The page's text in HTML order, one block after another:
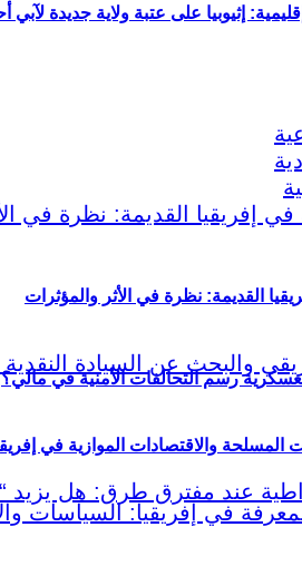
رسم التحالفات الأمنية في مالي؟
إثيوبيا على عتبة ولاية جديدة لآبي
القديمة: نظرة في الأثر والمؤثرات
والاقتصادات الموازية في إفريقيا